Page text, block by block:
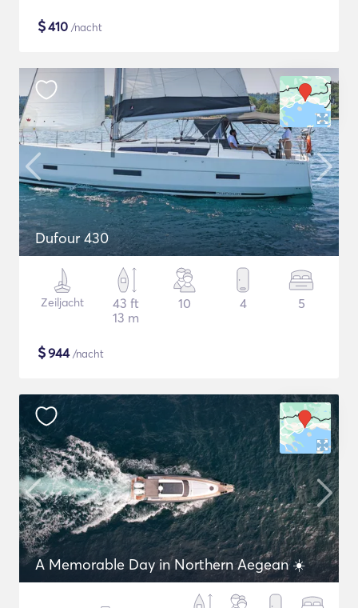
$410 /nacht
Dufour 430
Zeiljacht
43 ft
13 m
10 4 5
$944/nacht
A Memorable Day in Northern Aegean ☀️